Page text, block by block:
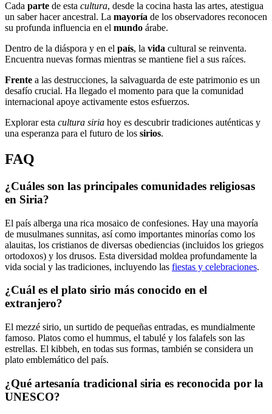
Cada parte de esta cultura, desde la cocina hasta las artes, atestigua
un saber hacer ancestral. La mayoría de los observadores reconocen
su profunda influencia en el mundo árabe.
Dentro de la diáspora y en el país, la vida cultural se reinventa.
Encuentra nuevas formas mientras se mantiene fiel a sus raíces.
Frente a las destrucciones, la salvaguarda de este patrimonio es un
desafío crucial. Ha llegado el momento para que la comunidad
internacional apoye activamente estos esfuerzos.
Explorar esta cultura siria hoy es descubrir tradiciones auténticas y
una esperanza para el futuro de los sirios.
FAQ
¿Cuáles son las principales comunidades religiosas
en Siria?
El país alberga una rica mosaico de confesiones. Hay una mayoría
de musulmanes sunnitas, así como importantes minorías como los
alauitas, los cristianos de diversas obediencias (incluidos los griegos
ortodoxos) y los drusos. Esta diversidad moldea profundamente la
vida social y las tradiciones, incluyendo las fiestas y celebraciones.
¿Cuál es el plato sirio más conocido en el
extranjero?
El mezzé sirio, un surtido de pequeñas entradas, es mundialmente
famoso. Platos como el hummus, el tabulé y los falafels son las
estrellas. El kibbeh, en todas sus formas, también se considera un
plato emblemático del país.
¿Qué artesanía tradicional siria es reconocida por la
UNESCO?